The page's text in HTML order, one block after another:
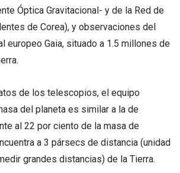
Óptica Gravitacional- y de la Red de
de Corea), y observaciones del
europeo Gaia, situado a 1.5 millones de
de los telescopios, el equipo
del planeta es similar a la de
al 22 por ciento de la masa de
a 3 pársecs de distancia (unidad
grandes distancias) de la Tierra.